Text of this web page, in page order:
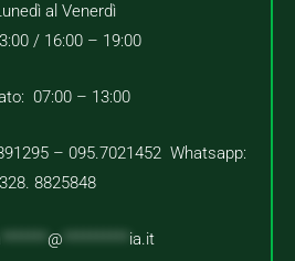
Lunedì al Venerdì
/ 16:00 – 19:00
07:00 – 13:00
– 095.7021452 Whatsapp:
328. 8825848
@ ia.it